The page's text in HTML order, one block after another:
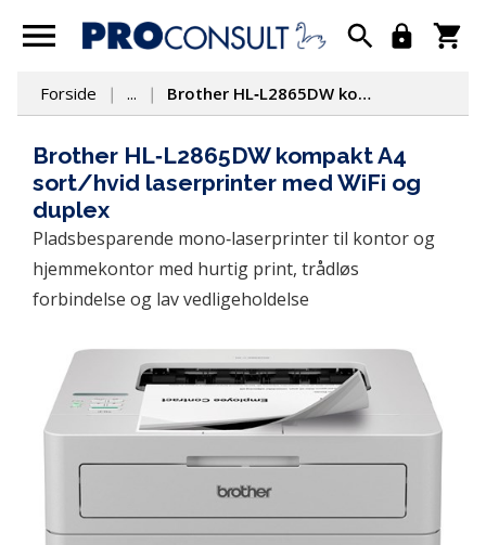
Forside ... Brother HL‑L2865DW kompakt A4 sort/hvid laserprinter med WiFi og duplex
Brother HL‑L2865DW kompakt A4
sort/hvid laserprinter med WiFi og
duplex
Pladsbesparende mono‑laserprinter til kontor og
hjemmekontor med hurtig print, trådløs
forbindelse og lav vedligeholdelse